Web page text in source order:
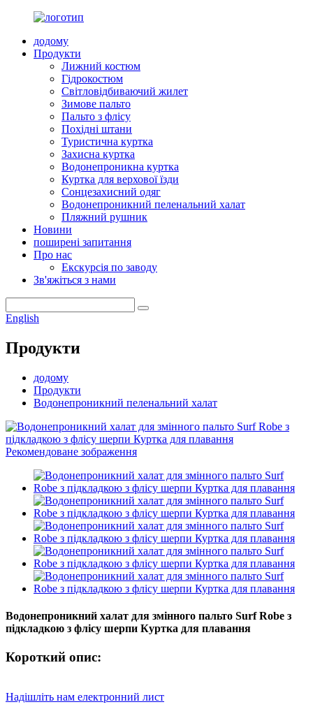
додому
Продукти
Лижний костюм
Гідрокостюм
Світловідбиваючий жилет
Зимове пальто
Пальто з флісу
Похідні штани
Туристична куртка
Захисна куртка
Водонепроникна куртка
Куртка для верхової їзди
Сонцезахисний одяг
Водонепроникний пеленальний халат
Пляжний рушник
Новини
поширені запитання
Про нас
Екскурсія по заводу
Зв'яжіться з нами
English
Продукти
додому
Продукти
Водонепроникний пеленальний халат
Водонепроникний халат для змінного пальто Surf Robe з
підкладкою з флісу шерпи Куртка для плавання
Короткий опис:
Надішліть нам електронний лист